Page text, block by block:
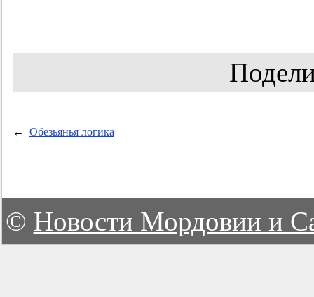
← Обезьянья логика
© Новости Мордовии и